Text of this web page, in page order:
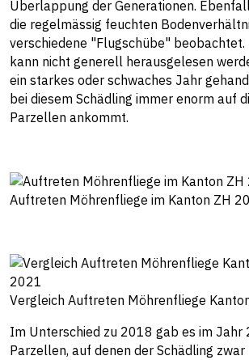
Überlappung der Generationen.
die regelmässig feuchten
verschiedene "Flugschübe"
kann nicht generell herausgelesen
ein starkes oder schwaches Jahr
bei diesem Schädling immer enorm auf
Parzellen ankommt.
Auftreten Möhrenfliege im Kanton ZH
Vergleich Auftreten Möhrenfliege
Im Unterschied zu 2018 gab es im Jahr
Parzellen, auf denen der Schädling